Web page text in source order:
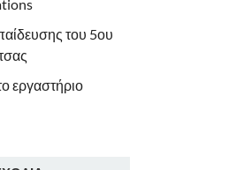
του 5ου
εργαστήριο